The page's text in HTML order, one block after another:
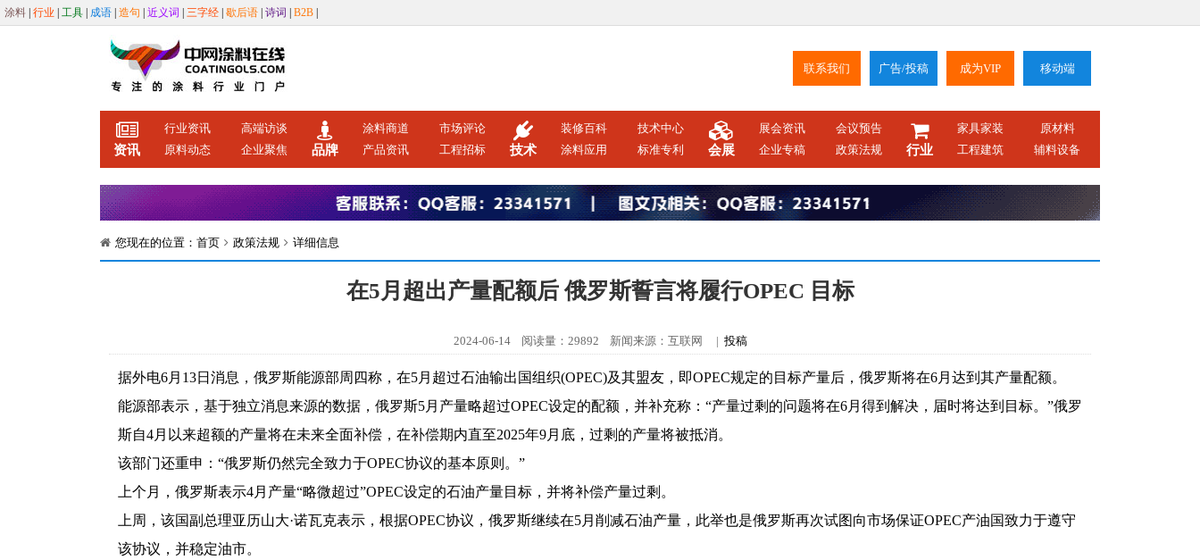
涂料 行业 工具 成语 造句 近义词 三字经 歇后语 诗词 B2B
联系我们 广告/投稿 成为VIP 移动端
资讯
行业资讯
高端访谈
原料动态
企业聚焦 品牌
涂料商道
市场评论
产品资讯
工程招标 技术
装修百科
技术中心
涂料应用
标准专利 会展
展会资讯
会议预告
企业专稿
政策法规 行业
家具家装
原材料
工程建筑
辅料设备
您现在的位置： 首页 政策法规 详细信息
在5月超出产量配额后 俄罗斯誓言将履行OPEC 目标
2024-06-14 阅读量：29892 新闻来源：互联网 | 投稿
据外电6月13日消息，俄罗斯能源部周四称，在5月超过石油输出国组织(OPEC)及其盟友，即OPEC规定的目标产量后，俄罗斯将在6月达到其产量配额。
能源部表示，基于独立消息来源的数据，俄罗斯5月产量略超过OPEC设定的配额，并补充称：“产量过剩的问题将在6月得到解决，届时将达到目标。”俄罗
斯自4月以来超额的产量将在未来全面补偿，在补偿期内直至2025年9月底，过剩的产量将被抵消。
该部门还重申：“俄罗斯仍然完全致力于OPEC协议的基本原则。”
上个月，俄罗斯表示4月产量“略微超过”OPEC设定的石油产量目标，并将补偿产量过剩。
上周，该国副总理亚历山大·诺瓦克表示，根据OPEC协议，俄罗斯继续在5月削减石油产量，此举也是俄罗斯再次试图向市场保证OPEC产油国致力于遵守
该协议，并稳定油市。